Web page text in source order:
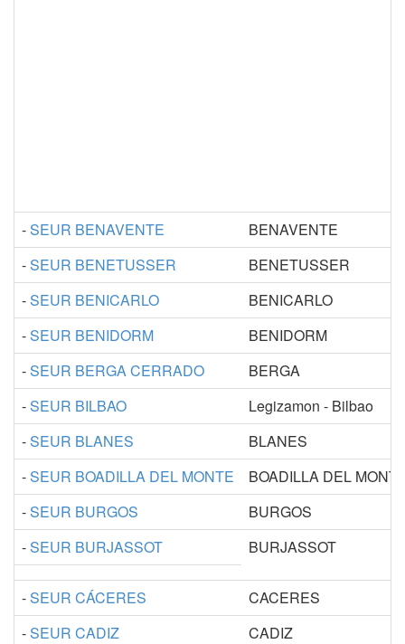
-SEUR BENAVENTE
BENAVENTE
-SEUR BENETUSSER
BENETUSSER
-SEUR BENICARLO
BENICARLO
-SEUR BENIDORM
BENIDORM
-SEUR BERGA CERRADO
BERGA
-SEUR BILBAO
Legizamon - Bilbao
-SEUR BLANES
BLANES
-SEUR BOADILLA DEL MONTE
BOADILLA DEL
-SEUR BURGOS
BURGOS
-SEUR BURJASSOT BURJASSOT
-SEUR CÁCERES
CACERES
-SEUR CADIZ
CADIZ